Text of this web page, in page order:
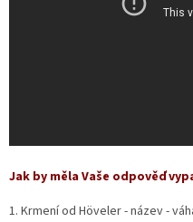
Jak by měla Vaše odpověď
1. Krmení od Höveler - název -